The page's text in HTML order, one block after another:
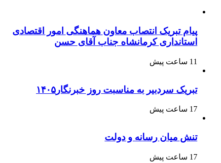
پیام تبریک انتصاب معاون هماهنگی امور اقتصادی
استانداری کرمانشاه جناب آقای حسن
11 ساعت پیش
تبریک سردبیر به مناسبت روز خبرنگار۱۴۰۵
17 ساعت پیش
تنش میان رسانه و دولت
17 ساعت پیش